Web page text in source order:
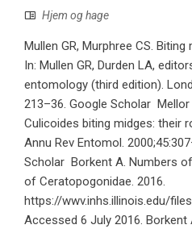
Hjem og hage
Mullen GR, Murphree CS.
In: Mullen GR, Durden LA,
entomology (third edition).
213–36. Google Scholar Mellor
Culicoides biting midges: their
Annu Rev Entomol.
Scholar Borkent A. Numbers
of Ceratopogonidae. 2016.
https://wwv.inhs.illinois.edu/
Accessed 6 July 2016. Borkent